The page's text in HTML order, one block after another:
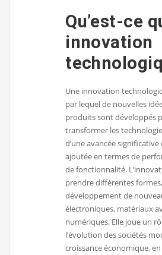
Qu’est-ce
innovation
Une innovation
par lequel de nouvelles
produits sont développés
transformer les
d’une avancée
ajoutée en termes de
de fonctionnalité.
prendre différentes
développement de
électroniques, matériaux
numériques. Elle joue un
l’évolution des sociétés
croissance économique,